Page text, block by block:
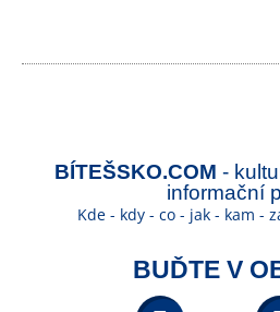
BÍTEŠSKO.COM -
informační
Kde - kdy - co - jak - kam -
BUĎTE V